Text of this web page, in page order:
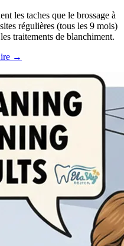
les taches que le brossage à
régulières (tous les 9 mois)
traitements de blanchiment.
→